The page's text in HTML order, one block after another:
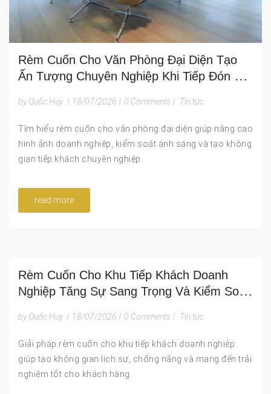
Rèm Cuốn Cho Văn Phòng Đại Diện Tạo
Ấn Tượng Chuyên Nghiệp Khi Tiếp Đón Đối
by Quốc Huy | 18/07/2026 | 0 Comments | Tin tức
Tìm hiểu rèm cuốn cho văn phòng đại diện giúp nâng cao
hình ảnh doanh nghiệp, kiểm soát ánh sáng và tạo không
gian tiếp khách chuyên nghiệp.
read more
Rèm Cuốn Cho Khu Tiếp Khách Doanh
Nghiệp Tăng Sự Sang Trọng Và Kiểm Soát
by Quốc Huy | 18/07/2026 | 0 Comments | Tin tức
Giải pháp rèm cuốn cho khu tiếp khách doanh nghiệp
giúp tạo không gian lịch sự, chống nắng và mang đến trải
nghiệm tốt cho khách hàng.